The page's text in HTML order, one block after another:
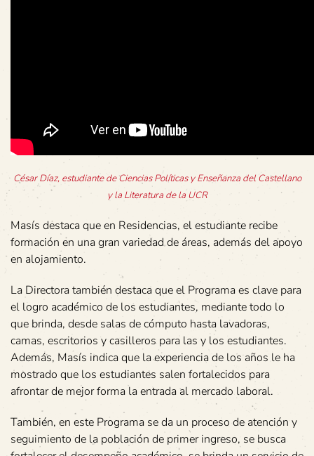
César Díaz, estudiante de Ciencias Políticas y Enseñanza del Castellano
y la Literatura de la UCR
Masís destaca que en Residencias, el estudiante recibe
formación en una gran variedad de áreas, además del apoyo
en alojamiento.
La Directora también destaca que el Programa es clave para
el logro académico de los estudiantes, mediante todo lo
que brinda, desde salas de cómputo hasta lavadoras,
camas, escritorios y casilleros para las y los estudiantes.
Además, Masís indica que la experiencia de los años le ha
mostrado que los estudiantes salen fortalecidos para
afrontar de mejor forma la entrada al mercado laboral.
También, en este Programa se da un proceso de atención y
seguimiento de la población de primer ingreso, se busca